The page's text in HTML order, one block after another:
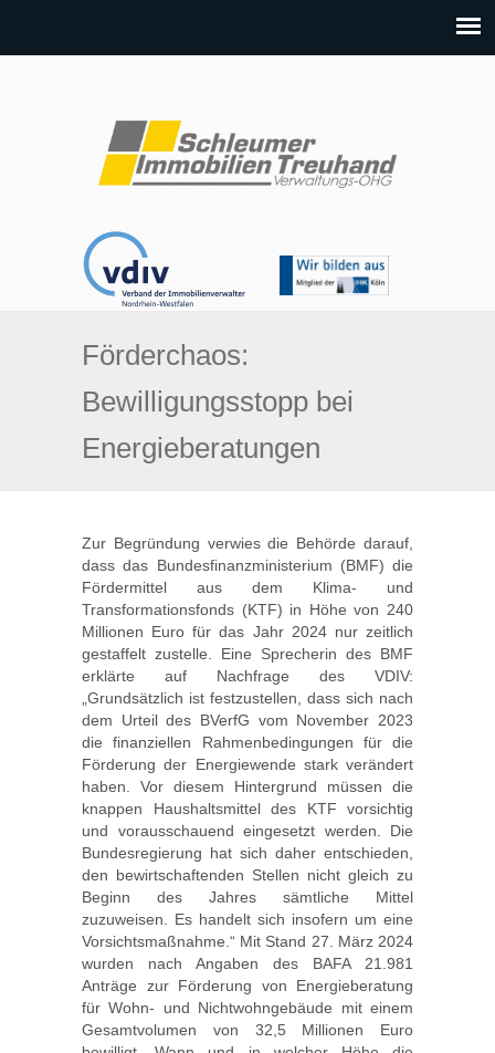
Förderchaos:
Bewilligungsstopp bei
Energieberatungen
Zur Begründung verwies die Behörde darauf,
dass das Bundesfinanzministerium (BMF) die
Fördermittel aus dem Klima- und
Transformationsfonds (KTF) in Höhe von 240
Millionen Euro für das Jahr 2024 nur zeitlich
gestaffelt zustelle. Eine Sprecherin des BMF
erklärte auf Nachfrage des VDIV:
„Grundsätzlich ist festzustellen, dass sich nach
dem Urteil des BVerfG vom November 2023
die finanziellen Rahmenbedingungen für die
Förderung der Energiewende stark verändert
haben. Vor diesem Hintergrund müssen die
knappen Haushaltsmittel des KTF vorsichtig
und vorausschauend eingesetzt werden. Die
Bundesregierung hat sich daher entschieden,
den bewirtschaftenden Stellen nicht gleich zu
Beginn des Jahres sämtliche Mittel
zuzuweisen. Es handelt sich insofern um eine
Vorsichtsmaßnahme.“ Mit Stand 27. März 2024
wurden nach Angaben des BAFA 21.981
Anträge zur Förderung von Energieberatung
für Wohn- und Nichtwohngebäude mit einem
Gesamtvolumen von 32,5 Millionen Euro